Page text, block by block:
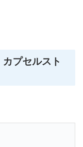
カプセルスト